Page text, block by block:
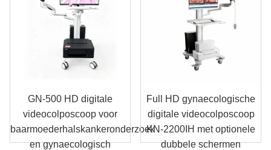
GN-500 HD digitale
videocolposcoop voor
baarmoederhalskankeronderzoek
en gynaecologisch
Full HD gynaecologische
digitale videocolposcoop
KN-2200IH met optionele
dubbele schermen